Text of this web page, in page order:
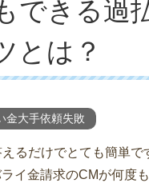
できる過
とは？
金大手依頼失敗
るだけでとても簡単
イ金請求のCMが何度